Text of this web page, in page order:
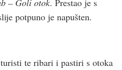
– Goli otok. Prestao je s
potpuno je napušten.
te ribari i pastiri s otoka